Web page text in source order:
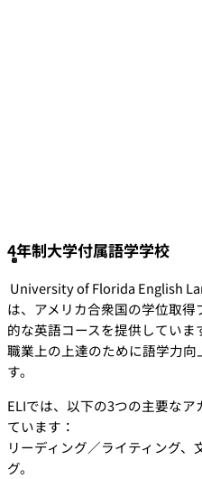
4年制大学付属語学学校
University of Florida English
は、アメリカ合衆国の学位取
的な英語コースを提供してい
職業上の上達のために語学力
す。
ELIでは、以下の3つの主要な
ています：
リーディング／ライティング
グ。